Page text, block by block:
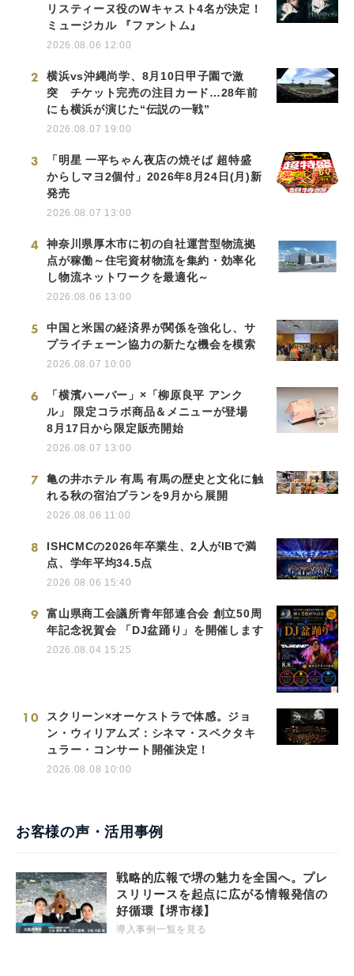
リスティーヌ役のWキャスト4名が決定！
ミュージカル 『ファントム』
2026.08.06 12:00
2
横浜vs沖縄尚学、8月10日甲子園で激
突 チケット完売の注目カード…28年前
にも横浜が演じた“伝説の一戦”
2026.08.07 19:00
3
「明星 一平ちゃん夜店の焼そば 超特盛
からしマヨ2個付」2026年8月24日(月)新
発売
2026.08.07 13:00
4
神奈川県厚木市に初の自社運営型物流拠
点が稼働～住宅資材物流を集約・効率化
し物流ネットワークを最適化～
2026.08.06 13:00
5
中国と米国の経済界が関係を強化し、サ
プライチェーン協力の新たな機会を模索
2026.08.07 10:00
6
「横濱ハーバー」×「柳原良平 アンク
ル」 限定コラボ商品＆メニューが登場
8月17日から限定販売開始
2026.08.07 13:00
7
亀の井ホテル 有馬 有馬の歴史と文化に触
れる秋の宿泊プランを9月から展開
2026.08.06 11:00
8
ISHCMCの2026年卒業生、2人がIBで満
点、学年平均34.5点
2026.08.06 15:40
9
富山県商工会議所青年部連合会 創立50周
年記念祝賀会 「DJ盆踊り」を開催します
2026.08.04 15:25
10
スクリーン×オーケストラで体感。ジョ
ン・ウィリアムズ：シネマ・スペクタキ
ュラー・コンサート開催決定！
2026.08.08 10:00
お客様の声・活用事例
戦略的広報で堺の魅力を全国へ。プレ
スリリースを起点に広がる情報発信の
好循環【堺市様】
導入事例一覧を見る